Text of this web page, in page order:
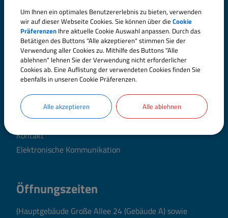
Landratsamt Dillingen
a.d.Donau
Große Allee 24 (Hauptgebäude)
89407 Dillingen a.d.Donau
Telefon:09071 51-0
Fax: 09071 51-101
E-Mail: poststelle@landratsamt.dillingen.de
Kontakt
Elektronische Kommunikation
Öffnungszeiten
(Hauptgebäude Große Allee 24 (Gebäude A) sowie
Um Ihnen ein optimales Benutzererlebnis zu bieten, verwenden
wir auf dieser Webseite Cookies. Sie können über die Cookie
Präferenzen Ihre aktuelle Cookie Auswahl anpassen. Durch das
Betätigen des Buttons "Alle akzeptieren" stimmen Sie der
Verwendung aller Cookies zu. Mithilfe des Buttons "Alle
ablehnen" lehnen Sie der Verwendung nicht erforderlicher
Cookies ab. Eine Auflistung der verwendeten Cookies finden Sie
ebenfalls in unseren Cookie Präferenzen.
Alle akzeptieren Alle ablehnen